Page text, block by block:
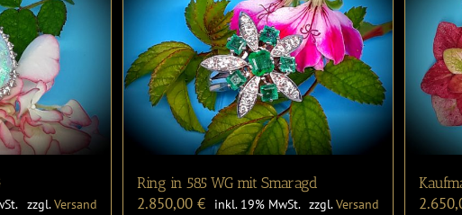
zzgl.Versand
Ring in 585 WG mit Smaragd
2.850,00€ inkl. 19% MwSt. zzgl.Versand